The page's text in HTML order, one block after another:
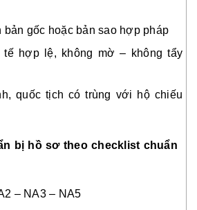
bản gốc hoặc bản sao hợp pháp
tế hợp lệ, không mờ – không tẩy
quốc tịch có trùng với hộ chiếu
bị hồ sơ theo checklist chuẩn
– NA3 – NA5